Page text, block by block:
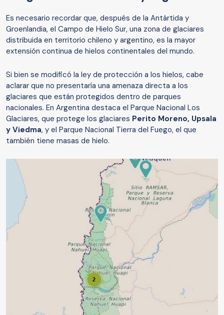
Es necesario recordar que, después de la Antártida y
Groenlandia, el Campo de Hielo Sur, una zona de glaciares
distribuida en territorio chileno y argentino, es la mayor
extensión continua de hielos continentales del mundo.
Si bien se modificó la ley de protección a los hielos, cabe
aclarar que no presentaría una amenaza directa a los
glaciares que están protegidos dentro de parques
nacionales. En Argentina destaca el Parque Nacional Los
Glaciares, que protege los glaciares Perito Moreno, Upsala
y Viedma, y el Parque Nacional Tierra del Fuego, el que
también tiene masas de hielo.